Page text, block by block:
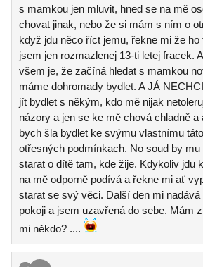
s mamkou jen mluvit, hned se na mě
chovat jinak, nebo že si mám s ním o
když jdu něco říct jemu, řekne mi že ho
jsem jen rozmazlenej 13-ti letej fracek.
všem je, že začíná hledat s mamkou
máme dohromady bydlet. A JÁ
jít bydlet s někým, kdo mě nijak
názory a jen se ke mě chová chladně a
bych šla bydlet ke svýmu vlastnímu
otřesných podmínkach. No soud by mu
starat o dítě tam, kde žije. Kdykoliv jdu
na mě odporně podívá a řekne mi ať
starat se svý věci. Další den mi
pokoji a jsem uzavřená do sebe. Mám
mi někdo? ....